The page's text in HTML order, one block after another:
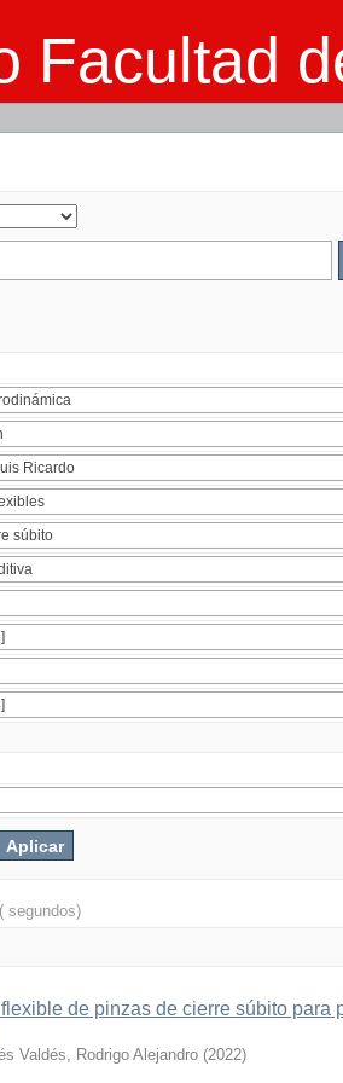
Facultad
( segundos)
de pinzas de cierre súbito para
Valdés, Rodrigo Alejandro (2022)